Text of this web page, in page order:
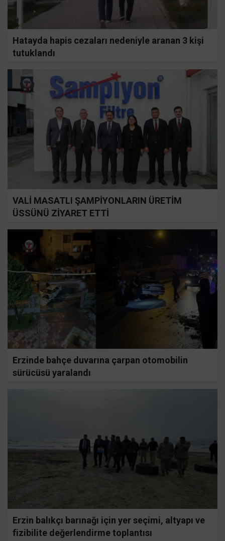
Hatayda hapis cezaları nedeniyle aranan 3 kişi
tutuklandı
VALİ MASATLI ŞAMPİYONLARIN ÜRETİM
ÜSSÜNÜ ZİYARET ETTİ
Erzinde bahçe duvarına çarpan otomobilin
sürücüsü yaralandı
Erzin balıkçı barınağı için yer seçimi, altyapı ve
fizibilite değerlendirme toplantısı